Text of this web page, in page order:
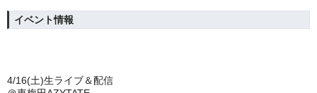
イベント情報
4/16(土)生ライブ＆配信